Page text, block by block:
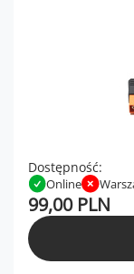
Dostępność:
Online
99,00 PLN